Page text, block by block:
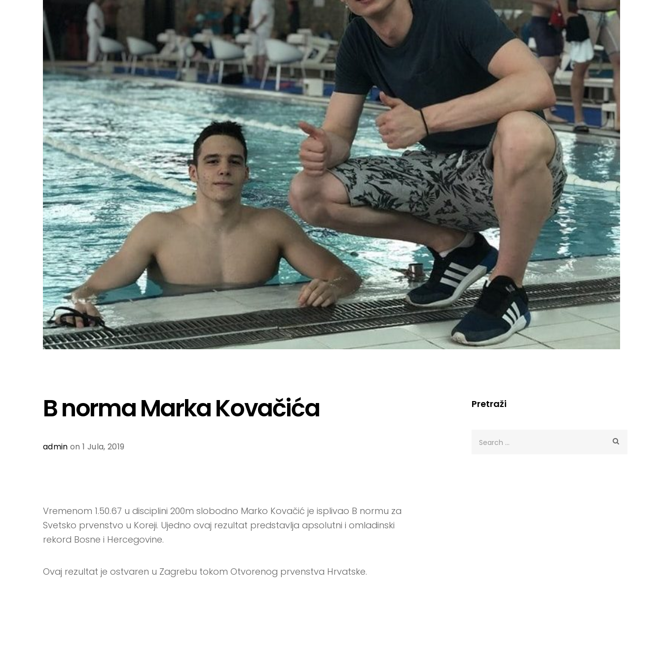
B norma Marka Kovačića
admin on 1 Jula, 2019
Vremenom 1.50.67 u disciplini 200m slobodno Marko Kovačić je isplivao B normu za
Svetsko prvenstvo u Koreji. Ujedno ovaj rezultat predstavlja apsolutni i omladinski
rekord Bosne i Hercegovine.
Ovaj rezultat je ostvaren u Zagrebu tokom Otvorenog prvenstva Hrvatske.
Pretraži